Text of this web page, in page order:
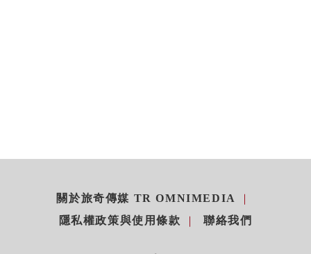
關於旅奇傳媒 TR OMNIMEDIA
隱私權政策與使用條款
聯絡我們